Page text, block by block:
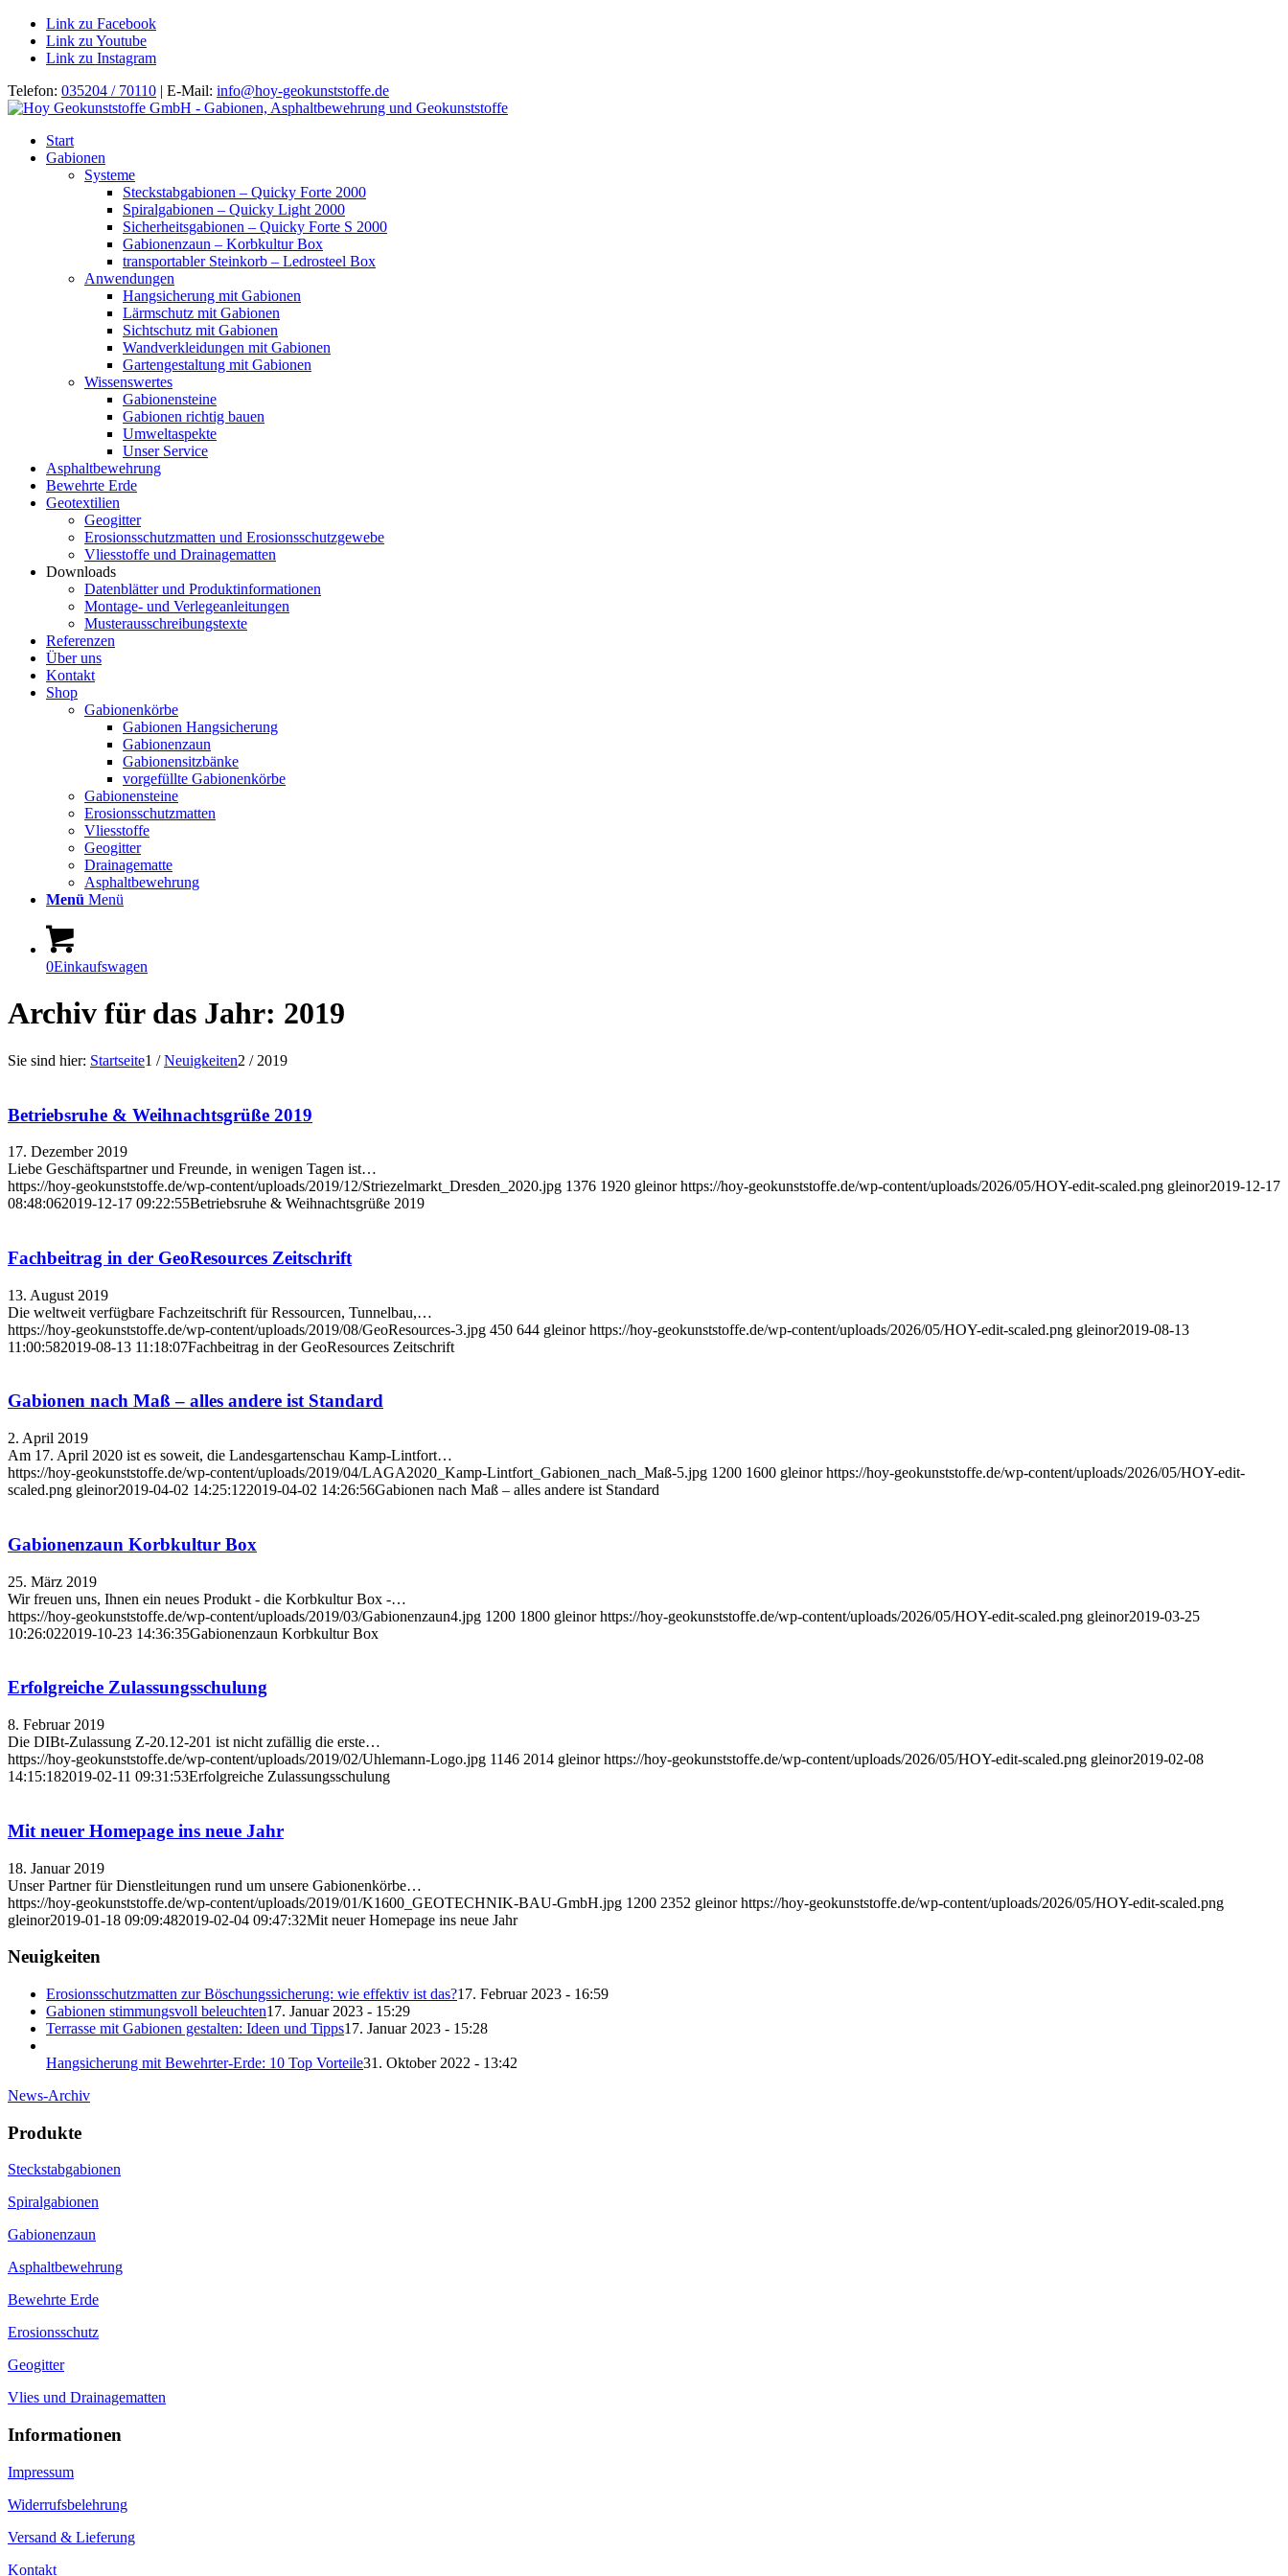
Link zu Facebook
Link zu Youtube
Link zu Instagram
Telefon: 035204 / 70110 | E-Mail: info@hoy-geokunststoffe.de
Start
Gabionen
Systeme
Steckstabgabionen – Quicky Forte 2000
Spiralgabionen – Quicky Light 2000
Sicherheitsgabionen – Quicky Forte S 2000
Gabionenzaun – Korbkultur Box
transportabler Steinkorb – Ledrosteel Box
Anwendungen
Hangsicherung mit Gabionen
Lärmschutz mit Gabionen
Sichtschutz mit Gabionen
Wandverkleidungen mit Gabionen
Gartengestaltung mit Gabionen
Wissenswertes
Gabionensteine
Gabionen richtig bauen
Umweltaspekte
Unser Service
Asphaltbewehrung
Bewehrte Erde
Geotextilien
Geogitter
Erosionsschutzmatten und Erosionsschutzgewebe
Vliesstoffe und Drainagematten
Downloads
Datenblätter und Produktinformationen
Montage- und Verlegeanleitungen
Musterausschreibungstexte
Referenzen
Über uns
Kontakt
Shop
Gabionenkörbe
Gabionen Hangsicherung
Gabionenzaun
Gabionensitzbänke
vorgefüllte Gabionenkörbe
Gabionensteine
Erosionsschutzmatten
Vliesstoffe
Geogitter
Drainagematte
Asphaltbewehrung
Menü Menü
0Einkaufswagen
Archiv für das Jahr: 2019
Sie sind hier: Startseite1 / Neuigkeiten2 / 2019
Betriebsruhe & Weihnachtsgrüße 2019
17. Dezember 2019
Liebe Geschäftspartner und Freunde, in wenigen Tagen ist…
https://hoy-geokunststoffe.de/wp-content/uploads/2019/12/Striezelmarkt_Dresden_2020.jpg 1376 1920 gleinor https://hoy-geokunststoffe.de/wp-content/uploads/2026/05/HOY-edit-scaled.png gleinor2019-12-17
08:48:062019-12-17 09:22:55Betriebsruhe & Weihnachtsgrüße 2019
Fachbeitrag in der GeoResources Zeitschrift
13. August 2019
Die weltweit verfügbare Fachzeitschrift für Ressourcen, Tunnelbau,…
https://hoy-geokunststoffe.de/wp-content/uploads/2019/08/GeoResources-3.jpg 450 644 gleinor https://hoy-geokunststoffe.de/wp-content/uploads/2026/05/HOY-edit-scaled.png gleinor2019-08-13
11:00:582019-08-13 11:18:07Fachbeitrag in der GeoResources Zeitschrift
Gabionen nach Maß – alles andere ist Standard
2. April 2019
Am 17. April 2020 ist es soweit, die Landesgartenschau Kamp-Lintfort…
https://hoy-geokunststoffe.de/wp-content/uploads/2019/04/LAGA2020_Kamp-Lintfort_Gabionen_nach_Maß-5.jpg 1200 1600 gleinor https://hoy-geokunststoffe.de/wp-content/uploads/2026/05/HOY-edit-
scaled.png gleinor2019-04-02 14:25:122019-04-02 14:26:56Gabionen nach Maß – alles andere ist Standard
Gabionenzaun Korbkultur Box
25. März 2019
Wir freuen uns, Ihnen ein neues Produkt - die Korbkultur Box -…
https://hoy-geokunststoffe.de/wp-content/uploads/2019/03/Gabionenzaun4.jpg 1200 1800 gleinor https://hoy-geokunststoffe.de/wp-content/uploads/2026/05/HOY-edit-scaled.png gleinor2019-03-25
10:26:022019-10-23 14:36:35Gabionenzaun Korbkultur Box
Erfolgreiche Zulassungsschulung
8. Februar 2019
Die DIBt-Zulassung Z-20.12-201 ist nicht zufällig die erste…
https://hoy-geokunststoffe.de/wp-content/uploads/2019/02/Uhlemann-Logo.jpg 1146 2014 gleinor https://hoy-geokunststoffe.de/wp-content/uploads/2026/05/HOY-edit-scaled.png gleinor2019-02-08
14:15:182019-02-11 09:31:53Erfolgreiche Zulassungsschulung
Mit neuer Homepage ins neue Jahr
18. Januar 2019
Unser Partner für Dienstleitungen rund um unsere Gabionenkörbe…
https://hoy-geokunststoffe.de/wp-content/uploads/2019/01/K1600_GEOTECHNIK-BAU-GmbH.jpg 1200 2352 gleinor https://hoy-geokunststoffe.de/wp-content/uploads/2026/05/HOY-edit-scaled.png
gleinor2019-01-18 09:09:482019-02-04 09:47:32Mit neuer Homepage ins neue Jahr
Neuigkeiten
Erosionsschutzmatten zur Böschungssicherung: wie effektiv ist das?17. Februar 2023 - 16:59
Gabionen stimmungsvoll beleuchten17. Januar 2023 - 15:29
Terrasse mit Gabionen gestalten: Ideen und Tipps17. Januar 2023 - 15:28
Hangsicherung mit Bewehrter-Erde: 10 Top Vorteile31. Oktober 2022 - 13:42
News-Archiv
Produkte
Steckstabgabionen
Spiralgabionen
Gabionenzaun
Asphaltbewehrung
Bewehrte Erde
Erosionsschutz
Geogitter
Vlies und Drainagematten
Informationen
Impressum
Widerrufsbelehrung
Versand & Lieferung
Kontakt